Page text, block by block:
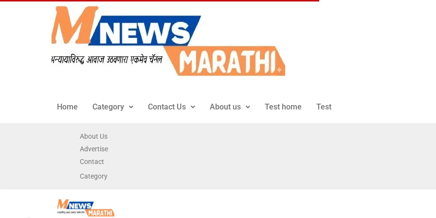
Home Category Contact Us About us Test home Test
About Us
Advertise
Contact
Category